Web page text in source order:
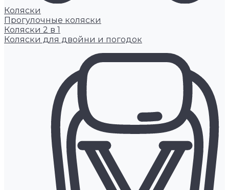
Коляски
Прогулочные коляски
Коляски 2 в 1
Коляски для двойни и погодок